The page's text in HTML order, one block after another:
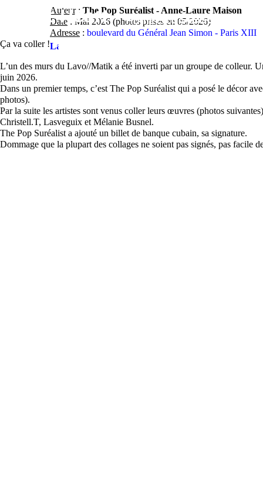
heart.com
Street-Heart HomeArtistesLieux
Ça va coller !
Auteur: The Pop Suréalist - Anne-Laure Maison
Date : Mai 2026 (photos prises en 05/2026)
Adresse : boulevard du Général Jean Simon - Paris XIII
Lavo//Matik*
L’un des murs du Lavo//Matik a été inverti par un groupe de colleur.
juin 2026.
Dans un premier temps, c’est The Pop Suréalist qui a posé le décor
photos).
Par la suite les artistes sont venus coller leurs œuvres (photos
Christell.T, Lasveguix et Mélanie Busnel.
The Pop Suréalist a ajouté un billet de banque cubain, sa signature.
Dommage que la plupart des collages ne soient pas signés, pas facile